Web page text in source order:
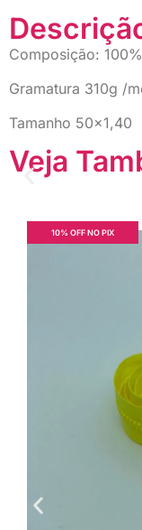
Composição:
Gramatura 310g /
Tamanho 50×1,40
Veja
10% OFF NO PIX